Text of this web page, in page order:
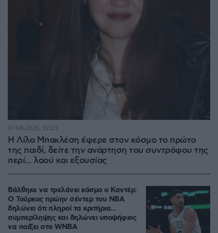
Η Λίλα Μπακλέση έφερε στον κόσμο το πρώτο
της παιδί, δείτε την ανάρτηση του συντρόφου της
περί... λαού και εξουσίας
07.08.2026, 22:23
Βάλθηκε να τρελάνει κόσμο ο Καντέρ:
Ο Τούρκος πρώην σέντερ του NBA
δηλώνει ότι πληροί τα κριτήρια...
συμπερίληψης και δηλώνει υποψήφιος
να παίξει στο WNBA